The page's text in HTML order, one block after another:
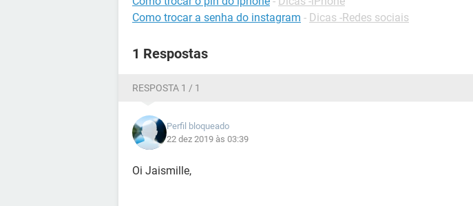
Como trocar a senha do instagram - Dicas -Redes sociais
1 Respostas
RESPOSTA 1 / 1
Perfil bloqueado
22 dez 2019 às 03:39
Oi Jaismille,